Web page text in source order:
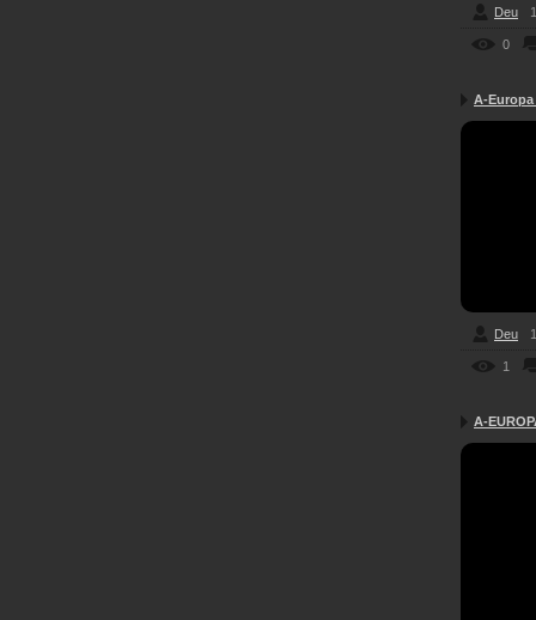
Deu
0
A-Europa
Deu
1
A-